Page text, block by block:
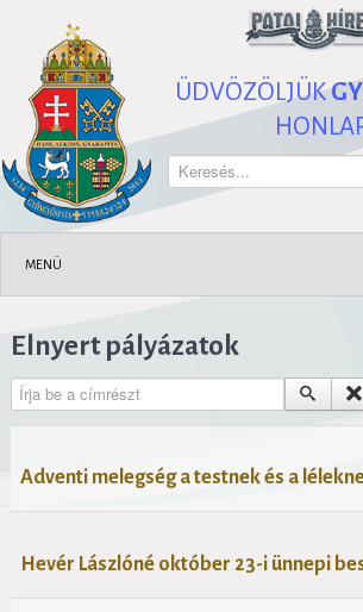
ÜDVÖZÖLJÜK
Keresés...
MENÜ
Elnyert pályázatok
Írja be a címrészt
Adventi melegség a testnek és a
Hevér Lászlóné október 23-i ünnepi